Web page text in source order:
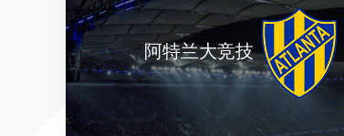
阿特兰大竞技